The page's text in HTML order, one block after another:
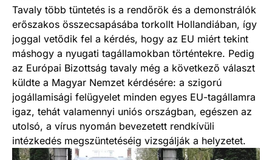
Tavaly több tüntetés is a rendőrök és a demonstrálók
erőszakos összecsapásába torkollt Hollandiában, így
joggal vetődik fel a kérdés, hogy az EU miért tekint
máshogy a nyugati tagállamokban történtekre. Pedig
az Európai Bizottság tavaly még a következő választ
küldte a Magyar Nemzet kérdésére: a szigorú
jogállamisági felügyelet minden egyes EU-tagállamra
igaz, tehát valamennyi uniós országban, egészen az
utolsó, a vírus nyomán bevezetett rendkívüli
intézkedés megszüntetéséig vizsgálják a helyzetet.